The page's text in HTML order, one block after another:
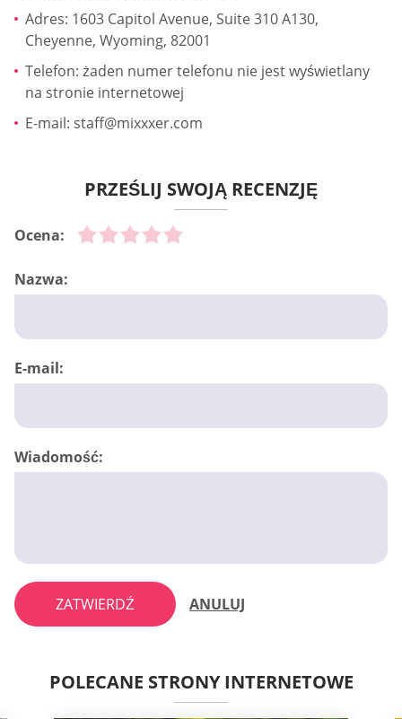
Adres: 1603 Capitol Avenue, Suite 310 A130,
Cheyenne, Wyoming, 82001
Telefon: żaden numer telefonu nie jest wyświetlany
na stronie internetowej
E-mail: staff@mixxxer.com
PRZEŚLIJ SWOJĄ RECENZJĘ
Ocena:
Nazwa:
E-mail:
Wiadomość:
ZATWIERDŹ ANULUJ
POLECANE STRONY INTERNETOWE